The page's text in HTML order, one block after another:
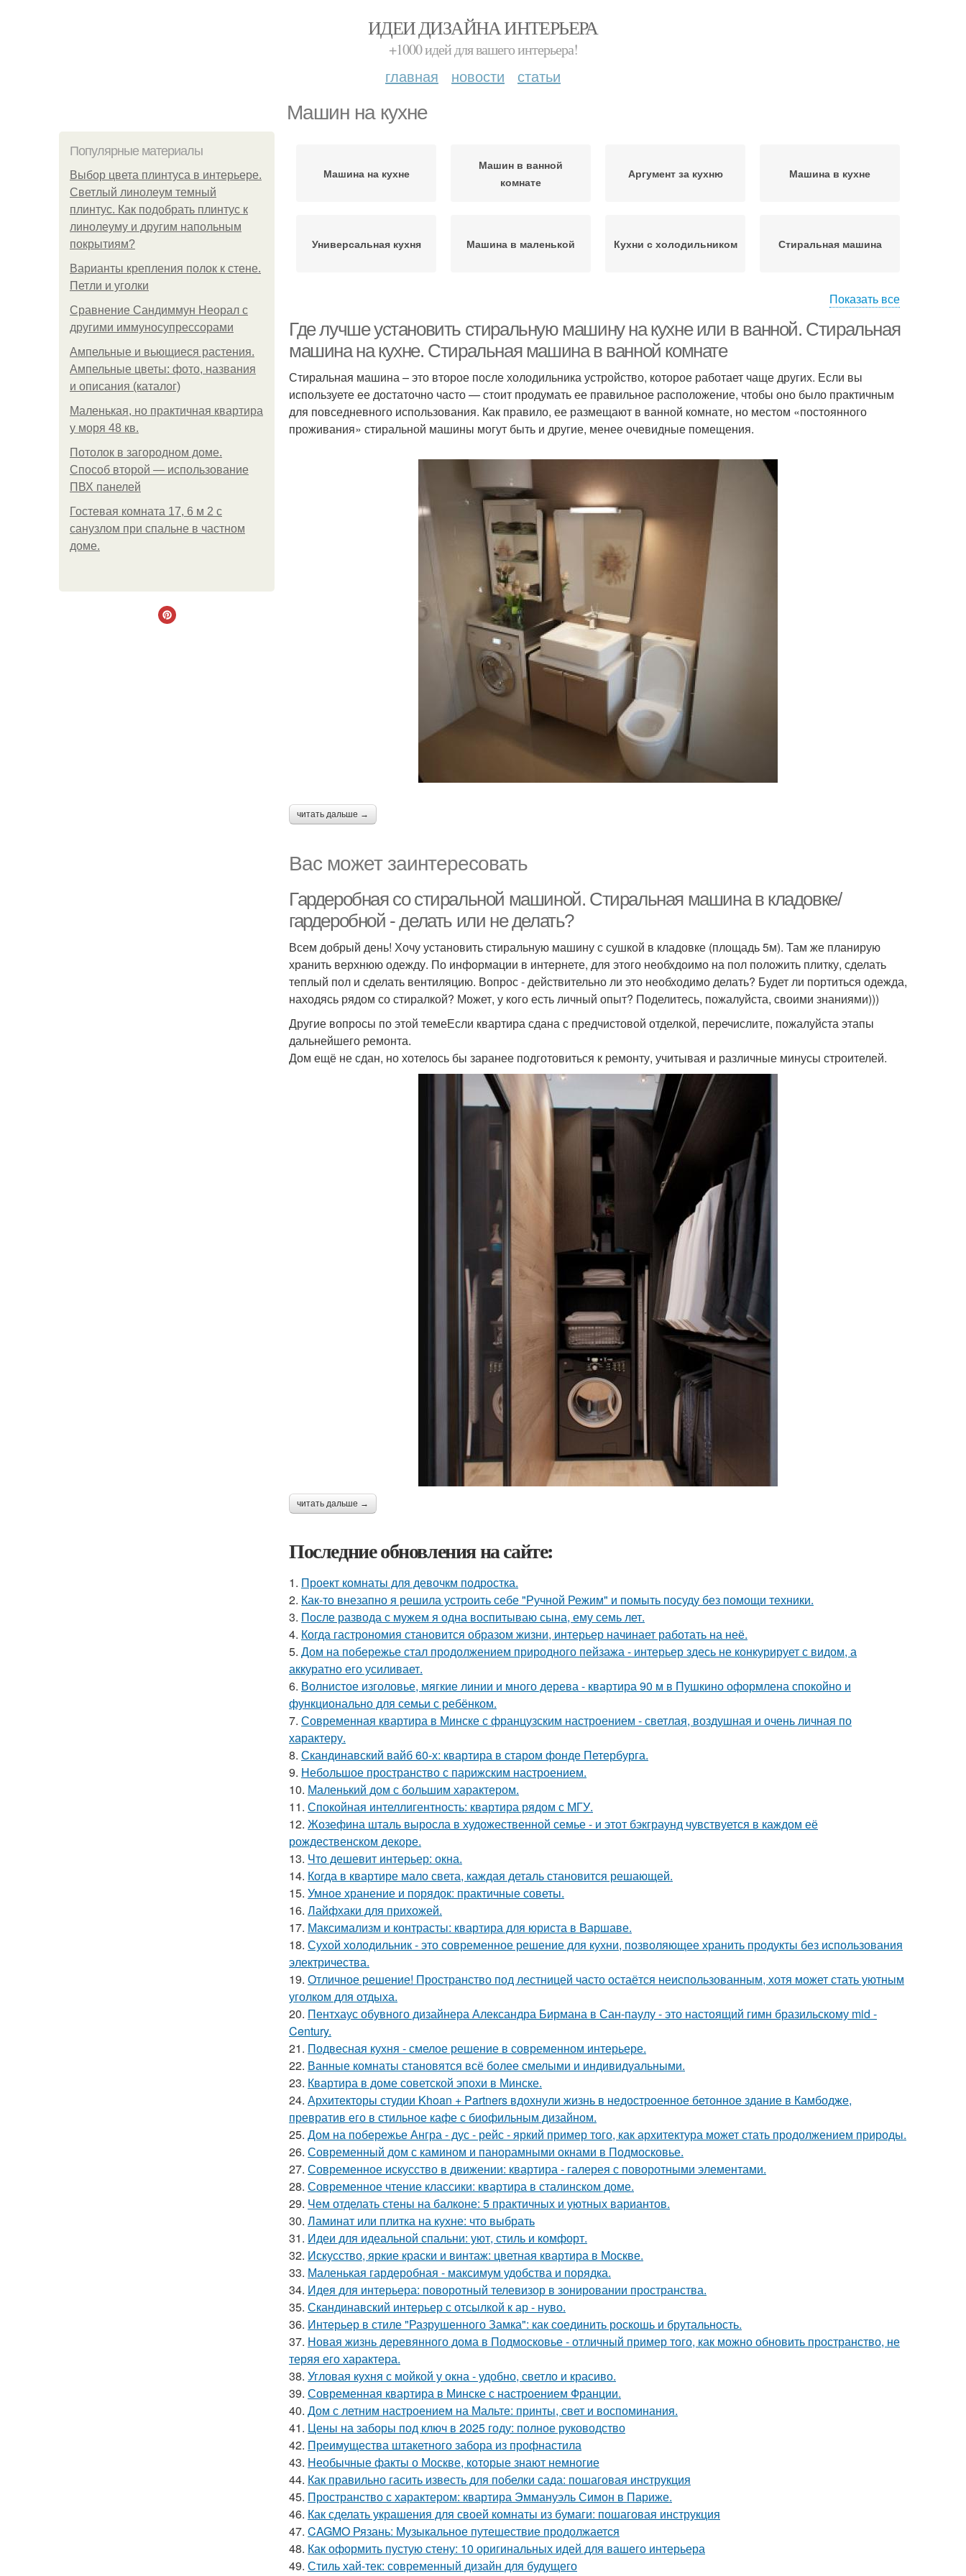
ИДЕИ ДИЗАЙНА ИНТЕРЬЕРА
+1000 идей для вашего интерьера!
главная новости статьи
Машин на кухне
Популярные материалы
Выбор цвета плинтуса в интерьере.
Светлый линолеум темный
плинтус. Как подобрать плинтус к
линолеуму и другим напольным
покрытиям?
Варианты крепления полок к стене.
Петли и уголки
Сравнение Сандиммун Неорал с
другими иммуносупрессорами
Ампельные и вьющиеся растения.
Ампельные цветы: фото, названия
и описания (каталог)
Маленькая, но практичная квартира
у моря 48 кв.
Потолок в загородном доме.
Способ второй — использование
ПВХ панелей
Гостевая комната 17, 6 м 2 с
санузлом при спальне в частном
доме.
Машина на кухне
Машин в ванной
комнате
Аргумент за кухню Машина в кухне
Универсальная кухня Машина в маленькой Кухни с холодильником Стиральная машина
Показать все
Где лучше установить стиральную машину на кухне или в ванной. Стиральная
машина на кухне. Стиральная машина в ванной комнате
Стиральная машина – это второе после холодильника устройство, которое работает чаще других. Если вы
используете ее достаточно часто — стоит продумать ее правильное расположение, чтобы оно было практичным
для повседневного использования. Как правило, ее размещают в ванной комнате, но местом «постоянного
проживания» стиральной машины могут быть и другие, менее очевидные помещения.
читать дальше →
Вас может заинтересовать
Гардеробная со стиральной машиной. Стиральная машина в кладовке/
гардеробной - делать или не делать?
Всем добрый день! Хочу установить стиральную машину с сушкой в кладовке (площадь 5м). Там же планирую
хранить верхнюю одежду. По информации в интернете, для этого необхдоимо на пол положить плитку, сделать
теплый пол и сделать вентиляцию. Вопрос - действительно ли это необходимо делать? Будет ли портиться одежда,
находясь рядом со стиралкой? Может, у кого есть личный опыт? Поделитесь, пожалуйста, своими знаниями)))
Другие вопросы по этой темеЕсли квартира сдана с предчистовой отделкой, перечислите, пожалуйста этапы
дальнейшего ремонта.
Дом ещё не сдан, но хотелось бы заранее подготовиться к ремонту, учитывая и различные минусы строителей.
читать дальше →
Последние обновления на сайте:
1. Проект комнаты для девочкм подростка.
2. Как-то внезапно я решила устроить себе "Ручной Режим" и помыть посуду без помощи техники.
3. После развода с мужем я одна воспитываю сына, ему семь лет.
4. Когда гастрономия становится образом жизни, интерьер начинает работать на неё.
5. Дом на побережье стал продолжением природного пейзажа - интерьер здесь не конкурирует с видом, а
аккуратно его усиливает.
6. Волнистое изголовье, мягкие линии и много дерева - квартира 90 м в Пушкино оформлена спокойно и
функционально для семьи с ребёнком.
7. Современная квартира в Минске с французским настроением - светлая, воздушная и очень личная по
характеру.
8. Скандинавский вайб 60-х: квартира в старом фонде Петербурга.
9. Небольшое пространство с парижским настроением.
10. Маленький дом с большим характером.
11. Спокойная интеллигентность: квартира рядом с МГУ.
12. Жозефина шталь выросла в художественной семье - и этот бэкграунд чувствуется в каждом её
рождественском декоре.
13. Что дешевит интерьер: окна.
14. Когда в квартире мало света, каждая деталь становится решающей.
15. Умное хранение и порядок: практичные советы.
16. Лайфхаки для прихожей.
17. Максимализм и контрасты: квартира для юриста в Варшаве.
18. Сухой холодильник - это современное решение для кухни, позволяющее хранить продукты без использования
электричества.
19. Отличное решение! Пространство под лестницей часто остаётся неиспользованным, хотя может стать уютным
уголком для отдыха.
20. Пентхаус обувного дизайнера Александра Бирмана в Сан-паулу - это настоящий гимн бразильскому mid -
Century.
21. Подвесная кухня - смелое решение в современном интерьере.
22. Ванные комнаты становятся всё более смелыми и индивидуальными.
23. Квартира в доме советской эпохи в Минске.
24. Архитекторы студии Khoan + Partners вдохнули жизнь в недостроенное бетонное здание в Камбодже,
превратив его в стильное кафе с биофильным дизайном.
25. Дом на побережье Ангра - дус - рейс - яркий пример того, как архитектура может стать продолжением природы.
26. Современный дом с камином и панорамными окнами в Подмосковье.
27. Современное искусство в движении: квартира - галерея с поворотными элементами.
28. Современное чтение классики: квартира в сталинском доме.
29. Чем отделать стены на балконе: 5 практичных и уютных вариантов.
30. Ламинат или плитка на кухне: что выбрать
31. Идеи для идеальной спальни: уют, стиль и комфорт.
32. Искусство, яркие краски и винтаж: цветная квартира в Москве.
33. Маленькая гардеробная - максимум удобства и порядка.
34. Идея для интерьера: поворотный телевизор в зонировании пространства.
35. Скандинавский интерьер с отсылкой к ар - нуво.
36. Интерьер в стиле "Разрушенного Замка": как соединить роскошь и брутальность.
37. Новая жизнь деревянного дома в Подмосковье - отличный пример того, как можно обновить пространство, не
теряя его характера.
38. Угловая кухня с мойкой у окна - удобно, светло и красиво.
39. Современная квартира в Минске с настроением Франции.
40. Дом с летним настроением на Мальте: принты, свет и воспоминания.
41. Цены на заборы под ключ в 2025 году: полное руководство
42. Преимущества штакетного забора из профнастила
43. Необычные факты о Москве, которые знают немногие
44. Как правильно гасить известь для побелки сада: пошаговая инструкция
45. Пространство с характером: квартира Эммануэль Симон в Париже.
46. Как сделать украшения для своей комнаты из бумаги: пошаговая инструкция
47. CAGMO Рязань: Музыкальное путешествие продолжается
48. Как оформить пустую стену: 10 оригинальных идей для вашего интерьера
49. Стиль хай-тек: современный дизайн для будущего